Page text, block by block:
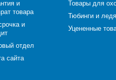
и
товара
и
отдел
сайта
Товары для
Тюбинги и
Уцененные